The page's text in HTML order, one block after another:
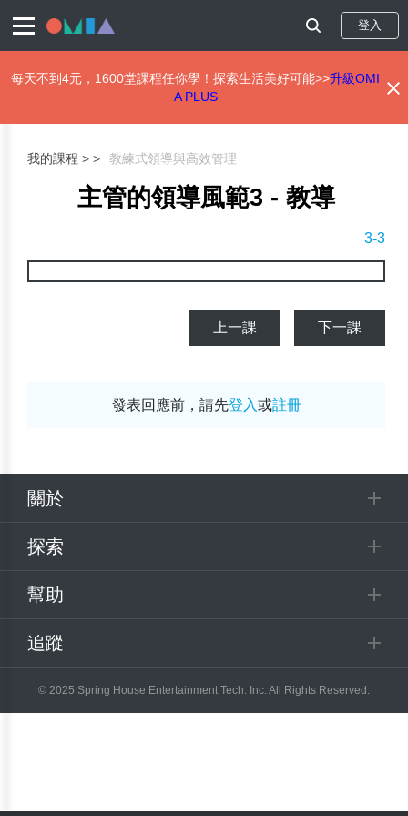
登入
每天不到4元，1600堂課程任你學！探索生活美好可能>>升級OMI
A PLUS
我的課程 > 教練式領導與高效管理
主管的領導風範3 - 教導
3-3
上一課 下一課
發表回應前，請先登入或註冊
關於
探索
幫助
追蹤
© 2025 Spring House Entertainment Tech. Inc. All Rights Reserved.